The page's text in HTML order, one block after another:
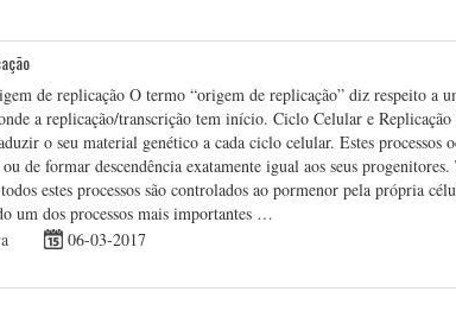
de replicação O termo “origem de replicação” diz respeito a
a replicação/transcrição tem início. Ciclo Celular e Replicação
o seu material genético a cada ciclo celular. Estes
de formar descendência exatamente igual aos seus
estes processos são controlados ao pormenor pela própria
um dos processos mais importantes …
06-03-2017